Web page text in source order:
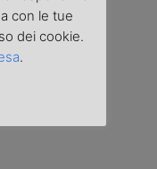
con le tue
dei cookie.
.